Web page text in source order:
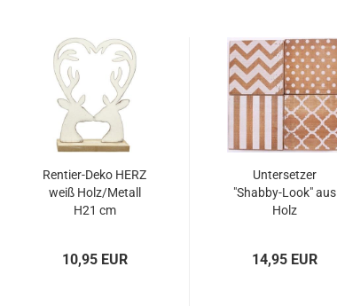
Rentier-Deko HERZ
weiß Holz/Metall
H21 cm
10,95 EUR
Untersetzer
"Shabby-Look" aus
Holz
14,95 EUR